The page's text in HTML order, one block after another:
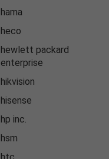
hama
heco
hewlett packard
enterprise
hikvision
hisense
hp inc.
hsm